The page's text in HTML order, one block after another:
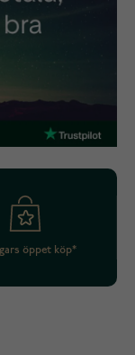
öppet köp*